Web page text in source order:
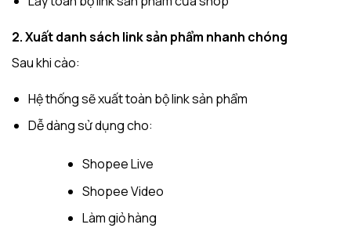
2. Xuất danh sách link sản phẩm nhanh chóng
Sau khi cào:
Hệ thống sẽ xuất toàn bộ link sản phẩm
Dễ dàng sử dụng cho:
Shopee Live
Shopee Video
Làm giỏ hàng